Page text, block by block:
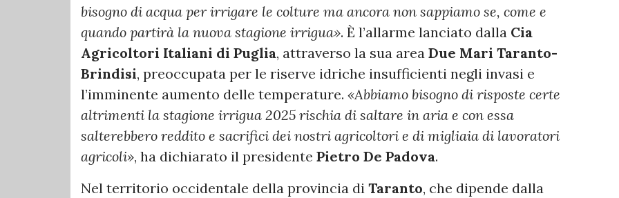
bisogno di acqua per irrigare le colture ma ancora non sappiamo se, come e
quando partirà la nuova stagione irrigua». È l’allarme lanciato dalla Cia
Agricoltori Italiani di Puglia, attraverso la sua area Due Mari Taranto-
Brindisi, preoccupata per le riserve idriche insufficienti negli invasi e
l’imminente aumento delle temperature. «Abbiamo bisogno di risposte certe
altrimenti la stagione irrigua 2025 rischia di saltare in aria e con essa
salterebbero reddito e sacrifici dei nostri agricoltori e di migliaia di lavoratori
agricoli», ha dichiarato il presidente Pietro De Padova.
Nel territorio occidentale della provincia di Taranto, che dipende dalla